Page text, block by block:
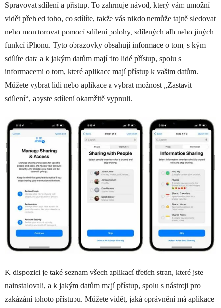
Spravovat sdílení a přístup. To zahrnuje návod, který vám umožní
vidět přehled toho, co sdílíte, takže vás nikdo nemůže tajně sledovat
nebo monitorovat pomocí sdílení polohy, sdílených alb nebo jiných
funkcí ‌‌iPhonu‌. Tyto obrazovky obsahují informace o tom, s kým
sdílíte data a k jakým datům mají tito lidé přístup, spolu s
informacemi o tom, které aplikace mají přístup k vašim datům.
Můžete vybrat lidi nebo aplikace a vybrat možnost „Zastavit
sdílení“, abyste sdílení okamžitě vypnuli.
K dispozici je také seznam všech aplikací třetích stran, které jste
nainstalovali, a k jakým datům mají přístup, spolu s nástroji pro
zakázání tohoto přístupu. Můžete vidět, jaká oprávnění má aplikace